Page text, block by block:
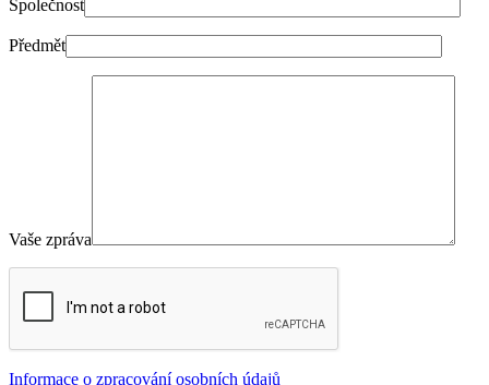
Společnost
Předmět
Vaše zpráva
Informace o zpracování osobních údajů